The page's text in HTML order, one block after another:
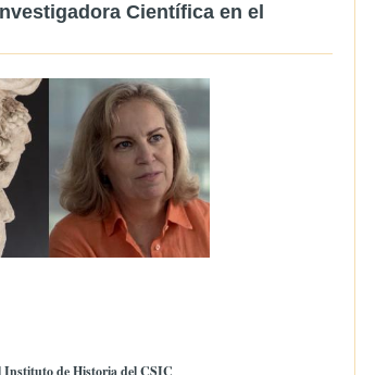
Científica en el
Instituto de Historia del CSIC